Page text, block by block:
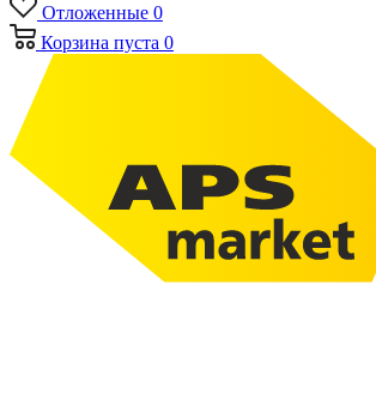
Отложенные 0
Корзина пуста 0